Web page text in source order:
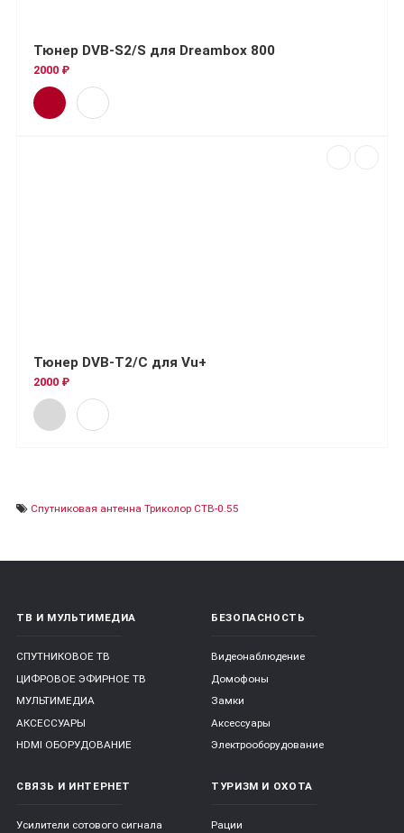
Тюнер DVB-S2/S для Dreambox 800
2000 ₽
Тюнер DVB-T2/C для Vu+
2000 ₽
Спутниковая антенна Триколор СТВ-0.55
ТВ И МУЛЬТИМЕДИА
СПУТНИКОВОЕ ТВ
ЦИФРОВОЕ ЭФИРНОЕ ТВ
МУЛЬТИМЕДИА
АКСЕССУАРЫ
HDMI ОБОРУДОВАНИЕ
БЕЗОПАСНОСТЬ
Видеонаблюдение
Домофоны
Замки
Аксессуары
Электрооборудование
СВЯЗЬ И ИНТЕРНЕТ
Усилители сотового сигнала
ТУРИЗМ И ОХОТА
Рации